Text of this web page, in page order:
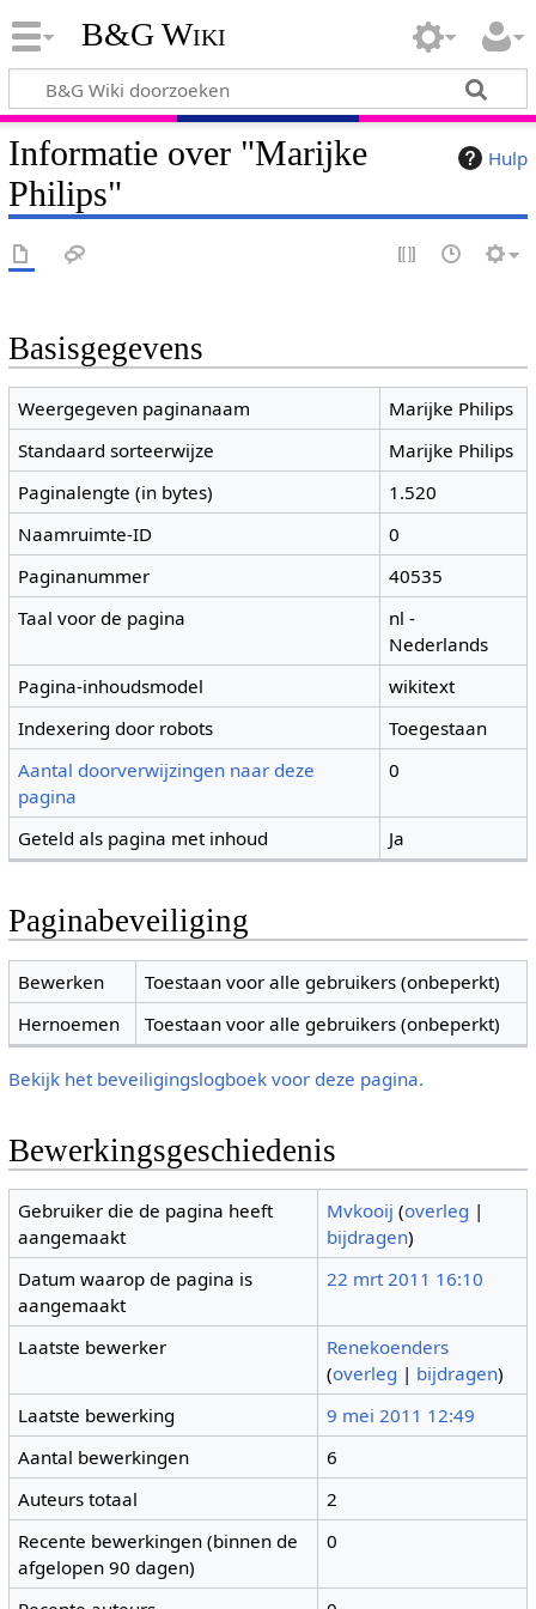
B&G Wiki
Hulp
Informatie over "Marijke
Philips"
Basisgegevens
Weergegeven paginanaam
Marijke Philips
Standaard sorteerwijze
Marijke Philips
Paginalengte (in bytes)
1.520
Naamruimte-ID
0
Paginanummer
40535
Taal voor de pagina
nl -
Nederlands
Pagina-inhoudsmodel
wikitext
Indexering door robots
Toegestaan
Aantal doorverwijzingen naar deze
pagina
0
Geteld als pagina met inhoud Ja
Paginabeveiliging
Bewerken
Toestaan voor alle gebruikers (onbeperkt)
Hernoemen
Toestaan voor alle gebruikers (onbeperkt)
Bekijk het beveiligingslogboek voor deze pagina.
Bewerkingsgeschiedenis
Gebruiker die de pagina heeft
aangemaakt
Mvkooij (overleg |
bijdragen)
Datum waarop de pagina is
aangemaakt
22 mrt 2011 16:10
Laatste bewerker
Renekoenders
(overleg | bijdragen)
Laatste bewerking
9 mei 2011 12:49
Aantal bewerkingen
6
Auteurs totaal
2
Recente bewerkingen (binnen de
afgelopen 90 dagen)
0